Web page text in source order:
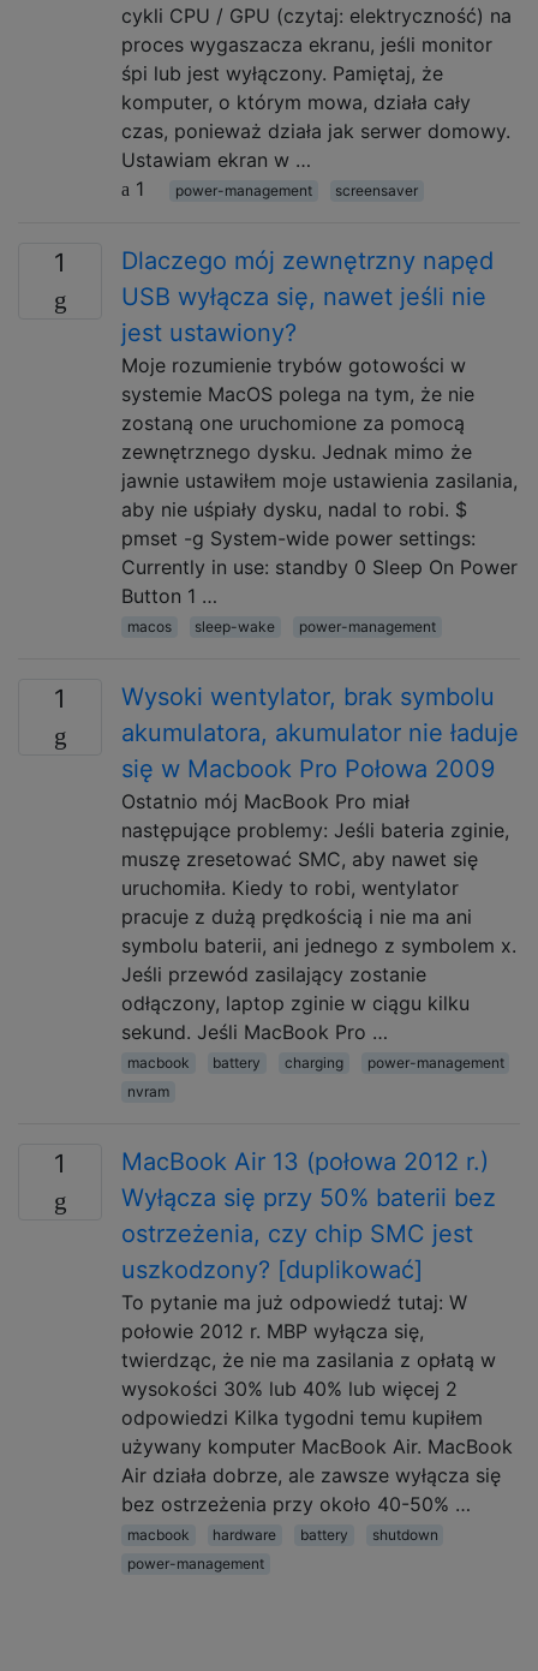
cykli CPU / GPU (czytaj: elektryczność) na
proces wygaszacza ekranu, jeśli monitor
śpi lub jest wyłączony. Pamiętaj, że
komputer, o którym mowa, działa cały
czas, ponieważ działa jak serwer domowy.
Ustawiam ekran w …
1
power-management screensaver
1
Dlaczego mój zewnętrzny napęd
USB wyłącza się, nawet jeśli nie
jest ustawiony?
Moje rozumienie trybów gotowości w
systemie MacOS polega na tym, że nie
zostaną one uruchomione za pomocą
zewnętrznego dysku. Jednak mimo że
jawnie ustawiłem moje ustawienia zasilania,
aby nie uśpiały dysku, nadal to robi. $
pmset -g System-wide power settings:
Currently in use: standby 0 Sleep On Power
Button 1 …
macos sleep-wake power-management
1
Wysoki wentylator, brak symbolu
akumulatora, akumulator nie ładuje
się w Macbook Pro Połowa 2009
Ostatnio mój MacBook Pro miał
następujące problemy: Jeśli bateria zginie,
muszę zresetować SMC, aby nawet się
uruchomiła. Kiedy to robi, wentylator
pracuje z dużą prędkością i nie ma ani
symbolu baterii, ani jednego z symbolem x.
Jeśli przewód zasilający zostanie
odłączony, laptop zginie w ciągu kilku
sekund. Jeśli MacBook Pro …
macbook battery charging
power-management
nvram
1
MacBook Air 13 (połowa 2012 r.)
Wyłącza się przy 50% baterii bez
ostrzeżenia, czy chip SMC jest
uszkodzony? [duplikować]
To pytanie ma już odpowiedź tutaj: W
połowie 2012 r. MBP wyłącza się,
twierdząc, że nie ma zasilania z opłatą w
wysokości 30% lub 40% lub więcej 2
odpowiedzi Kilka tygodni temu kupiłem
używany komputer MacBook Air. MacBook
Air działa dobrze, ale zawsze wyłącza się
bez ostrzeżenia przy około 40-50% …
macbook hardware battery
shutdown
power-management